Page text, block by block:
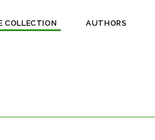
COLLECTION AUTHORS